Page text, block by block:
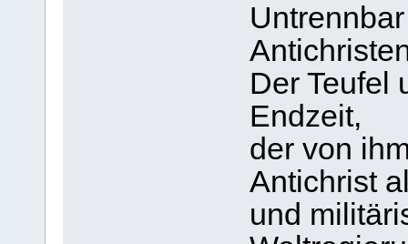
Der Teufel
Endzeit,
der von
Antichrist
und